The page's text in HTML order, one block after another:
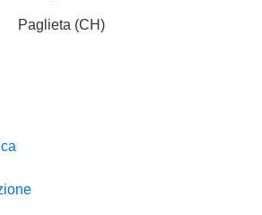
Paglieta (CH)